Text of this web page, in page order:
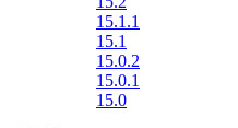
15.1.1
15.1
15.0.2
15.0.1
15.0